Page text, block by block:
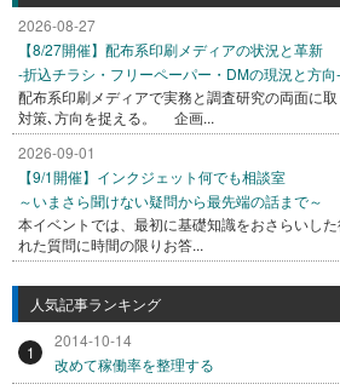
2026-08-27
【8/27開催】配布系印刷メディアの状況と革新
-折込チラシ・フリーペーパー・DMの現況と方向-
配布系印刷メディアで実務と調査研究の両面に
対策､方向を捉える。 企画...
2026-09-01
【9/1開催】インクジェット何でも相談室
～いまさら聞けない疑問から最先端の話まで～
本イベントでは、最初に基礎知識をおさらいし
れた質問に時間の限りお答...
人気記事ランキング
1
2014-10-14
改めて稼働率を整理する